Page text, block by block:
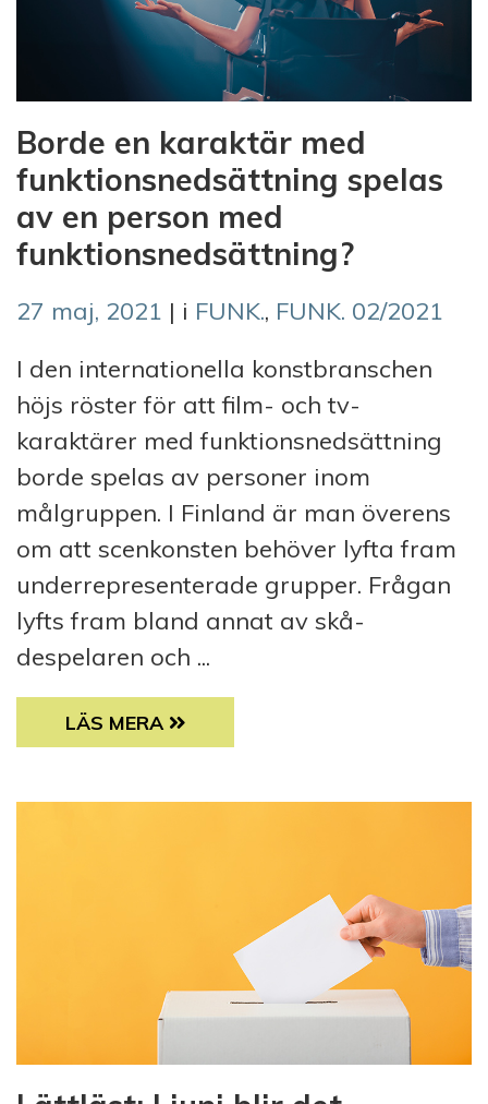
Borde en karaktär med
funktionsnedsättning spelas
av en person med
funktionsnedsättning?
27 maj, 2021 | i FUNK., FUNK. 02/2021
I den internationella konstbranschen
höjs röster för att film- och tv-
karaktärer med funktionsnedsättning
borde spelas av personer inom
målgruppen. I Finland är man överens
om att scenkonsten behöver lyfta fram
underrepresenterade grupper. Frågan
lyfts fram bland annat av skå­
despelaren och ...
BORDE EN KARAKTÄR MED
LÄS MERA